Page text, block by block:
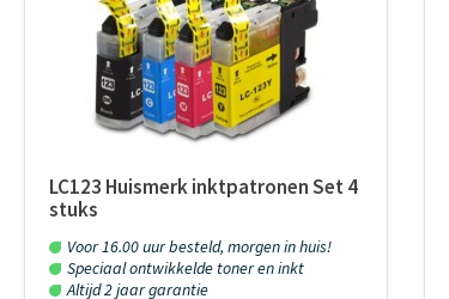
LC123 Huismerk inktpatronen Set 4
stuks
Voor 16.00 uur besteld, morgen in huis!
Speciaal ontwikkelde toner en inkt
Altijd 2 jaar garantie